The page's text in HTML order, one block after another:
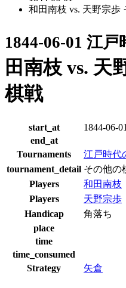
和田南枝 vs. 天野宗歩
1844-06-01 江
田南枝 vs. 天
棋戦
start_at
1844-06-
end_at
Tournaments
江戸時代
tournament_detail その他の
Players
和田南枝
Players
天野宗歩
Handicap
角落ち
place
time
time_consumed
Strategy
矢倉